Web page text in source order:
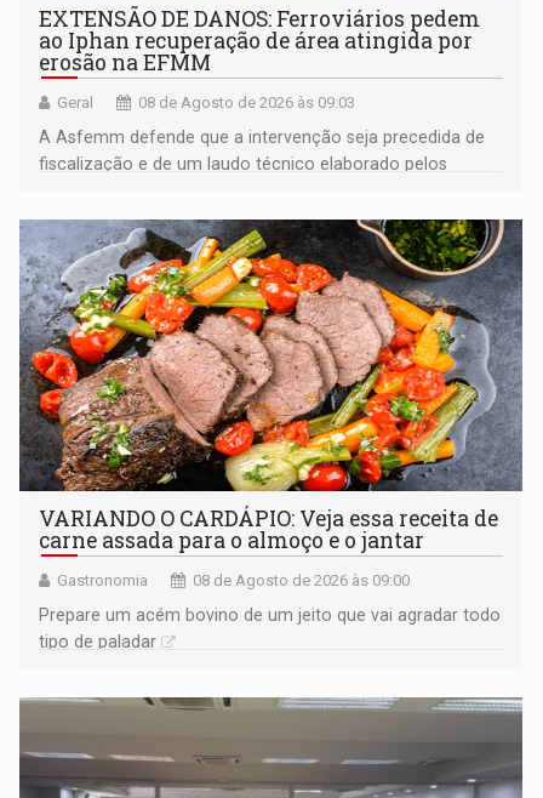
EXTENSÃO DE DANOS: Ferroviários pedem
ao Iphan recuperação de área atingida por
erosão na EFMM
Geral 08 de Agosto de 2026 às 09:03
A Asfemm defende que a intervenção seja precedida de
fiscalização e de um laudo técnico elaborado pelos
VARIANDO O CARDÁPIO: Veja essa receita de
carne assada para o almoço e o jantar
Gastronomia 08 de Agosto de 2026 às 09:00
Prepare um acém bovino de um jeito que vai agradar todo
tipo de paladar